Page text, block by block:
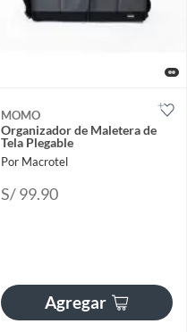
MOMO
Organizador de Maletera de
Tela Plegable
Por Macrotel
S/ 99.90
Agregar